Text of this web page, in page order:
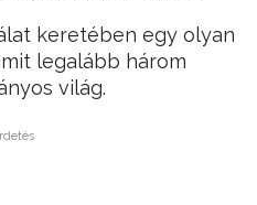
keretében egy olyan
legalább három
világ.